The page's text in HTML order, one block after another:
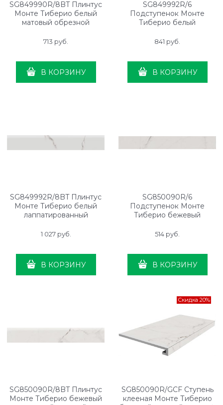
SG849990R/8BT Плинтус
Монте Тиберио белый
матовый обрезной
713 руб.
В КОРЗИНУ
SG849992R/6
Подступенок Монте
Тиберио белый
обрезной 80x10,7x0,9
841 руб.
В КОРЗИНУ
SG849992R/8BT Плинтус
Монте Тиберио белый
лаппатированный
1 027 руб.
В КОРЗИНУ
SG850090R/6
Подступенок Монте
Тиберио бежевый
обрезной 80x10,7x0,9
514 руб.
В КОРЗИНУ
SG850090R/8BT Плинтус
Монте Тиберио бежевый
Скидка 20%
SG850090R/GCF Ступень
клееная Монте Тиберио